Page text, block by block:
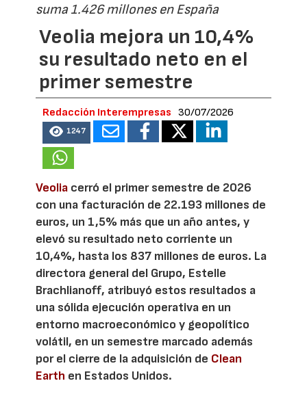
suma 1.426 millones en España
Veolia mejora un 10,4%
su resultado neto en el
primer semestre
Redacción Interempresas 30/07/2026
1247
Veolia cerró el primer semestre de 2026
con una facturación de 22.193 millones de
euros, un 1,5% más que un año antes, y
elevó su resultado neto corriente un
10,4%, hasta los 837 millones de euros. La
directora general del Grupo, Estelle
Brachlianoff, atribuyó estos resultados a
una sólida ejecución operativa en un
entorno macroeconómico y geopolítico
volátil, en un semestre marcado además
por el cierre de la adquisición de Clean
Earth en Estados Unidos.